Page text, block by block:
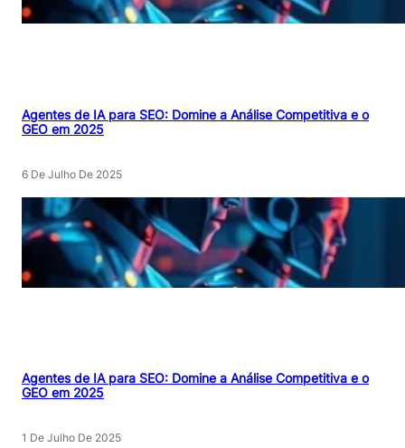
Agentes de IA para SEO: Domine a Análise Competitiva e o
GEO em 2025
6 De Julho De 2025
Agentes de IA para SEO: Domine a Análise Competitiva e o
GEO em 2025
1 De Julho De 2025